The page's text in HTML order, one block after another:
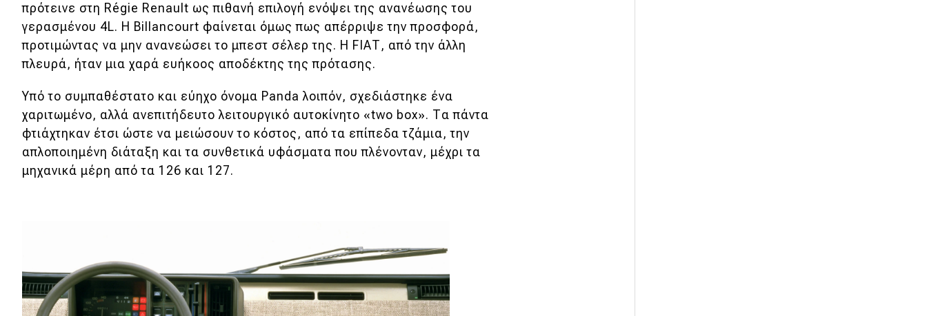
πρότεινε στη Régie Renault ως πιθανή επιλογή ενόψει της ανανέωσης του
γερασμένου 4L. Η Billancourt φαίνεται όμως πως απέρριψε την προσφορά,
προτιμώντας να μην ανανεώσει το μπεστ σέλερ της. Η FΙΑΤ, από την άλλη
πλευρά, ήταν μια χαρά ευήκοος αποδέκτης της πρότασης.
Υπό το συμπαθέστατο και εύηχο όνομα Panda λοιπόν, σχεδιάστηκε ένα
χαριτωμένο, αλλά ανεπιτήδευτο λειτουργικό αυτοκίνητο «two box». Τα πάντα
φτιάχτηκαν έτσι ώστε να μειώσουν το κόστος, από τα επίπεδα τζάμια, την
απλοποιημένη διάταξη και τα συνθετικά υφάσματα που πλένονταν, μέχρι τα
μηχανικά μέρη από τα 126 και 127.